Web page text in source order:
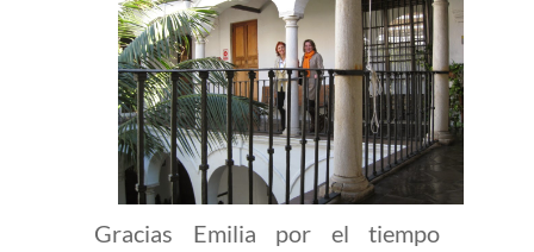
Gracias Emilia por el tiempo